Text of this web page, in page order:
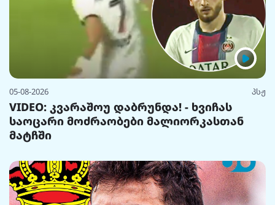
05-08-2026 პსჟ
VIDEO: კვარაშოუ დაბრუნდა! - ხვიჩას
საოცარი მოძრაობები მალიორკასთან
მატჩში